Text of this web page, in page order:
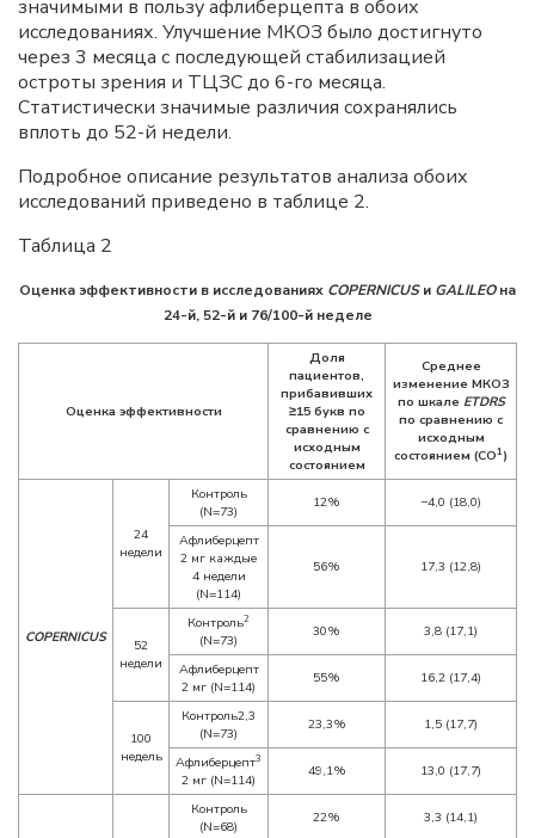
значимыми в пользу афлиберцепта в обоих
исследованиях. Улучшение МКОЗ было достигнуто
через 3 месяца с последующей стабилизацией
остроты зрения и ТЦЗС до 6-го месяца.
Статистически значимые различия сохранялись
вплоть до 52-й недели.
Подробное описание результатов анализа обоих
исследований приведено в таблице 2.
Таблица 2
Оценка эффективности в исследованиях COPERNICUSи GALILEOна
24-й, 52-й и 76/100-й неделе
Оценка эффективности
Доля
пациентов,
прибавивших
≥15 букв по
сравнению с
исходным
состоянием
Среднее
изменение МКОЗ
по шкале ETDRS
по сравнению с
исходным
состоянием (СО1)
COPERNICUS
24
недели
Контроль
(N=73)
12% −4,0 (18,0)
Афлиберцепт
2 мг каждые
4 недели
(N=114)
56% 17,3 (12,8)
52
недели
Контроль2
(N=73)
30% 3,8 (17,1)
Афлиберцепт
2 мг (N=114)
55% 16,2 (17,4)
100
недель
Контроль2,3
(N=73)
23,3% 1,5 (17,7)
Афлиберцепт3
2 мг (N=114)
49,1% 13,0 (17,7)
Контроль
(N=68)
22% 3,3 (14,1)